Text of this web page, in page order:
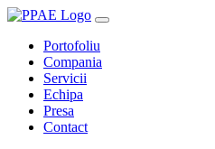
Portofoliu
Compania
Servicii
Echipa
Presa
Contact